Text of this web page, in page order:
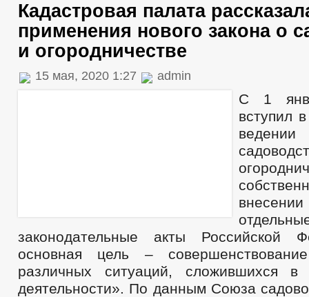
Кадастровая палата
применения нового закона о
и огородничестве
15 мая, 2020 1:27 admin
С 1
вступил
законодательные акты Российской
основная цель – совершенствование
различных ситуаций, сложившихся
деятельности». По данным Союза